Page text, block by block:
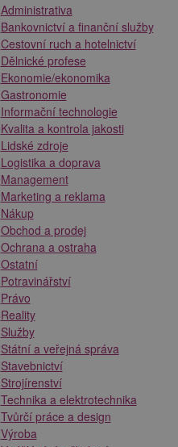
Administrativa
Bankovnictví a finanční služby
Cestovní ruch a hotelnictví
Dělnické profese
Ekonomie/ekonomika
Gastronomie
Informační technologie
Kvalita a kontrola jakosti
Lidské zdroje
Logistika a doprava
Management
Marketing a reklama
Nákup
Obchod a prodej
Ochrana a ostraha
Ostatní
Potravinářství
Právo
Reality
Služby
Státní a veřejná správa
Stavebnictví
Strojírenství
Technika a elektrotechnika
Tvůrčí práce a design
Výroba